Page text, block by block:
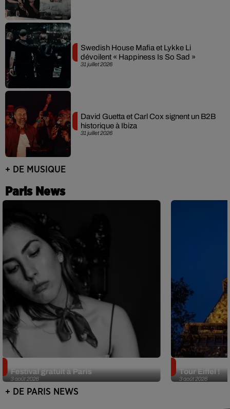
31 juillet 2026
Swedish House Mafia et Lykke Li
dévoilent « Happiness Is So Sad »
31 juillet 2026
David Guetta et Carl Cox signent un B2B
historique à Ibiza
+ DE MUSIQUE
Paris News
3 août 2026
Festival gratuit à Paris
3 août 2026
Tour Eiffel !
+ DE PARIS NEWS